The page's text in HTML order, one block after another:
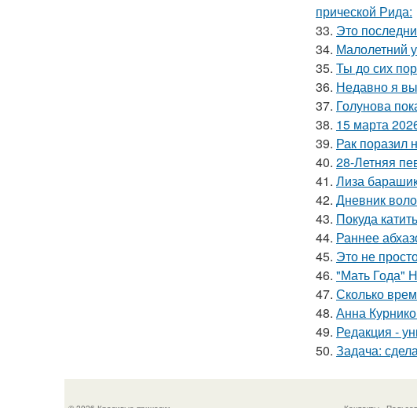
прической Рида:
33. Это
34. Малолетний
35. Ты до сих
36. Недавно я
37. Голунова
38. 15 марта
39. Рак поразил
40. 28-Летняя
41. Лиза
42. Дневник
43. Покуда
44. Раннее
45. Это не
46. "Мать Года"
47. Сколько
48. Анна
49. Редакция -
50. Задача: